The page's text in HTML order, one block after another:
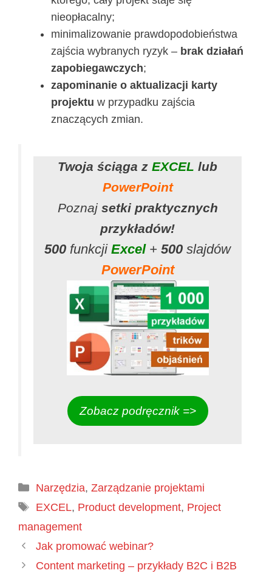
nieopłacalny;
minimalizowanie prawdopodobieństwa
zajścia wybranych ryzyk – brak działań
zapobiegawczych;
zapominanie o aktualizacji karty
projektu w przypadku zajścia
znaczących zmian.
Twoja ściąga z EXCEL lub
PowerPoint
Poznaj setki praktycznych
przykładów!
500 funkcji Excel + 500 slajdów
PowerPoint
Zobacz podręcznik =>
Kategorie
Narzędzia, Zarządzanie projektami
Tagi
EXCEL, Product development, Project
management
Jak promować webinar?
Content marketing – przykłady B2C i B2B